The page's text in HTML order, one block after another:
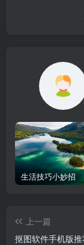
生活技巧小妙招
上一篇
抠图软件手机版